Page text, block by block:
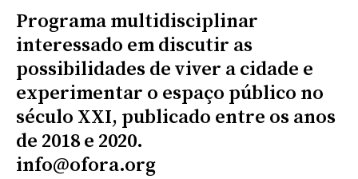
Programa multidisciplinar
interessado em discutir as
possibilidades de viver a cidade e
experimentar o espaço público no
século XXI, publicado entre os anos
de 2018 e 2020.
info@ofora.org